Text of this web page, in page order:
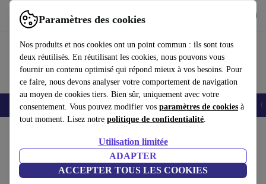
Paramètres des cookies
Nos produits et nos cookies ont un point commun : ils sont tous
deux réutilisés. En réutilisant les cookies, nous pouvons vous
fournir un contenu optimisé qui répond mieux à vos besoins. Pour
ce faire, nous devons analyser votre comportement de navigation
au moyen de cookies tiers. Bien sûr, uniquement avec votre
consentement. Vous pouvez modifier vos paramètres de cookies à
tout moment. Lisez notre politique de confidentialité.
Utilisation limitée
ADAPTER
ACCEPTER TOUS LES COOKIES
Utilisez refurbed rapidement et facilement
Smartphones Laptops Tablettes Montres connectées Accessoires
Sapphire Pulse Radeon RX 6600
8 GB GDDR6